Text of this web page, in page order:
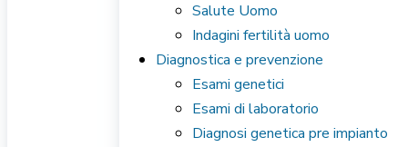
Salute Uomo
Indagini fertilità uomo
Diagnostica e prevenzione
Esami genetici
Esami di laboratorio
Diagnosi genetica pre impianto